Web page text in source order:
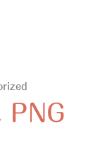
PNG